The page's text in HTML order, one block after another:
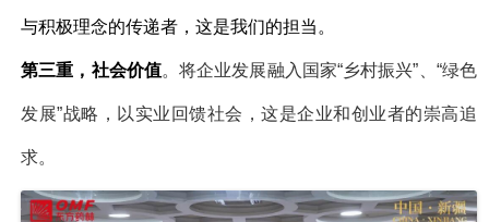
与积极理念的传递者，这是我们的担当。
第三重，社会价值。将企业发展融入国家“乡村振兴”、“绿色
发展”战略，以实业回馈社会，这是企业和创业者的崇高追
求。